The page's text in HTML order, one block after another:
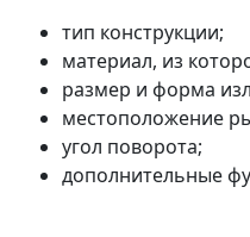
тип конструкции;
материал, из
размер и форма
местоположение
угол поворота;
дополнительные